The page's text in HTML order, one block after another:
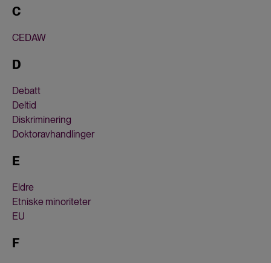
C
CEDAW
D
Debatt
Deltid
Diskriminering
Doktoravhandlinger
E
Eldre
Etniske minoriteter
EU
F